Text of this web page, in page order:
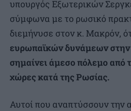
υπουργός Εξωτερικών
σύμφωνα με το ρωσικό
διεμήνυσε στον κ. Μακρόν,
ευρωπαϊκών δυνάμεων στην
σημαίνει άμεσο πόλεμο από
χώρες κατά της Ρωσίας.
Αυτοί που αναπτύσσουν την